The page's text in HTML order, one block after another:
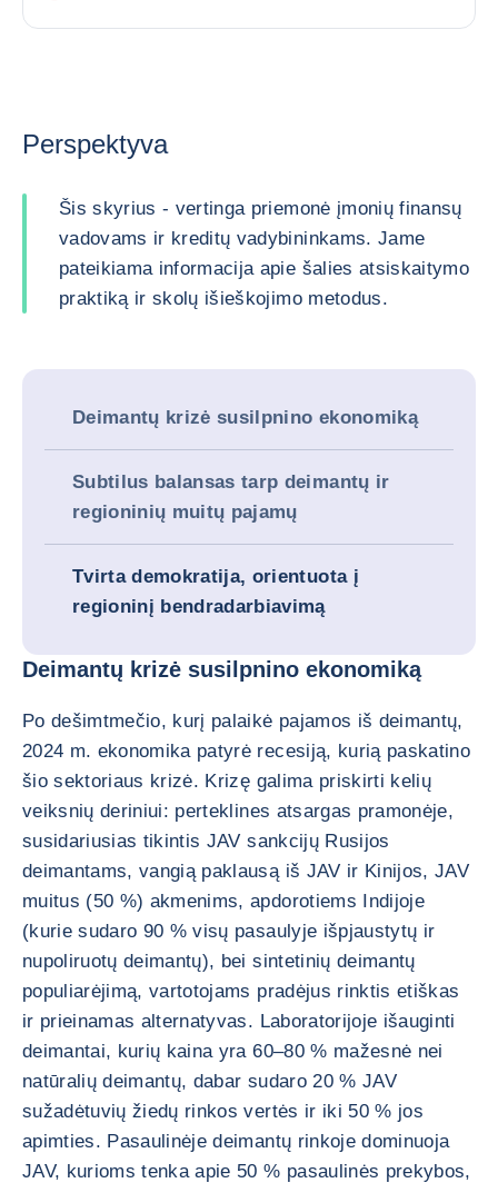
Perspektyva
Šis skyrius - vertinga priemonė įmonių finansų
vadovams ir kreditų vadybininkams. Jame
pateikiama informacija apie šalies atsiskaitymo
praktiką ir skolų išieškojimo metodus.
Deimantų krizė susilpnino ekonomiką
Subtilus balansas tarp deimantų ir
regioninių muitų pajamų
Tvirta demokratija, orientuota į
regioninį bendradarbiavimą
Deimantų krizė susilpnino ekonomiką
Po dešimtmečio, kurį palaikė pajamos iš deimantų,
2024 m. ekonomika patyrė recesiją, kurią paskatino
šio sektoriaus krizė. Krizę galima priskirti kelių
veiksnių deriniui: perteklines atsargas pramonėje,
susidariusias tikintis JAV sankcijų Rusijos
deimantams, vangią paklausą iš JAV ir Kinijos, JAV
muitus (50 %) akmenims, apdorotiems Indijoje
(kurie sudaro 90 % visų pasaulyje išpjaustytų ir
nupoliruotų deimantų), bei sintetinių deimantų
populiarėjimą, vartotojams pradėjus rinktis etiškas
ir prieinamas alternatyvas. Laboratorijoje išauginti
deimantai, kurių kaina yra 60–80 % mažesnė nei
natūralių deimantų, dabar sudaro 20 % JAV
sužadėtuvių žiedų rinkos vertės ir iki 50 % jos
apimties. Pasaulinėje deimantų rinkoje dominuoja
JAV, kurioms tenka apie 50 % pasaulinės prekybos,